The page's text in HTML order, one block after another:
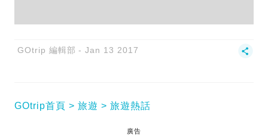
GOtrip 編輯部 Jan 13 2017
GOtrip首頁 旅遊 旅遊熱話
廣告